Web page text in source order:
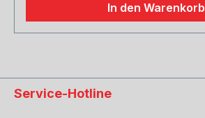
In den Warenkorb
Service-Hotline